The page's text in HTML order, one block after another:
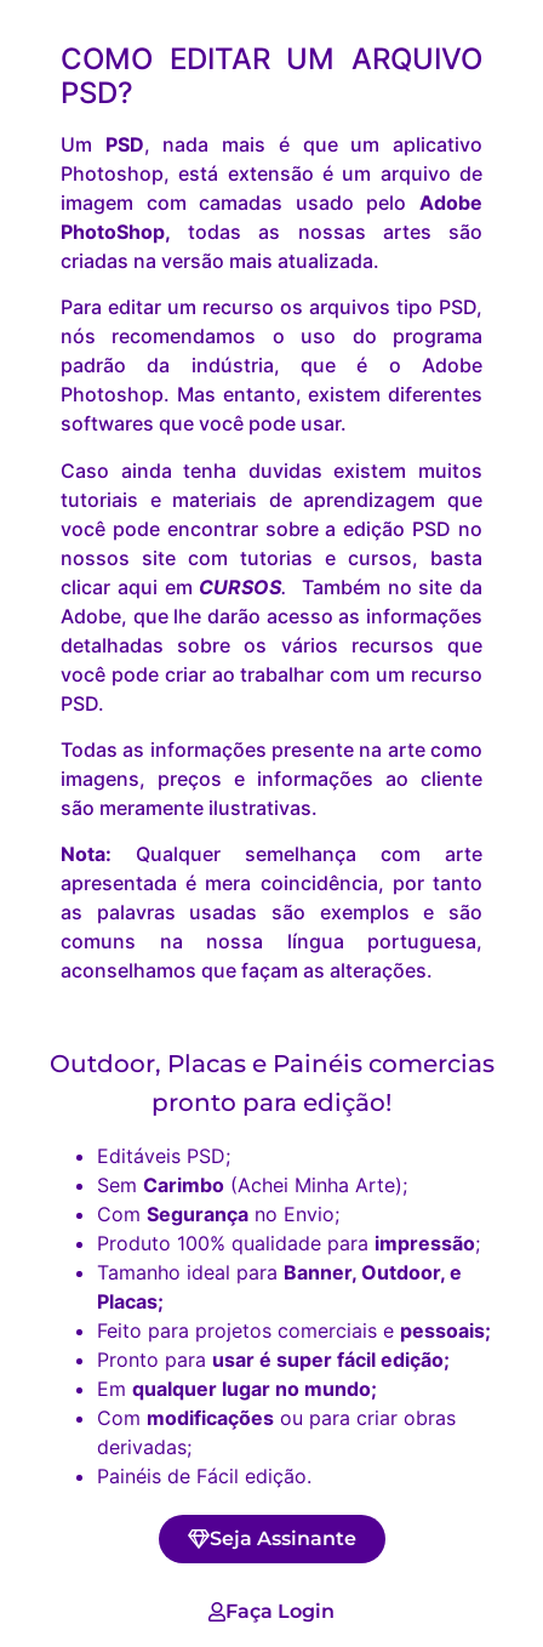
COMO EDITAR UM ARQUIVO
PSD?
Um PSD, nada mais é que um aplicativo
Photoshop, está extensão é um arquivo de
imagem com camadas usado pelo Adobe
PhotoShop, todas as nossas artes são
criadas na versão mais atualizada.
Para editar um recurso os arquivos tipo PSD,
nós recomendamos o uso do programa
padrão da indústria, que é o Adobe
Photoshop. Mas entanto, existem diferentes
softwares que você pode usar.
Caso ainda tenha duvidas existem muitos
tutoriais e materiais de aprendizagem que
você pode encontrar sobre a edição PSD no
nossos site com tutorias e cursos, basta
clicar aqui em CURSOS.
Também no site da
Adobe, que lhe darão acesso as informações
detalhadas sobre os vários recursos que
você pode criar ao trabalhar com um recurso
PSD.
Todas as informações presente na arte como
imagens, preços e informações ao cliente
são meramente ilustrativas.
Nota: Qualquer semelhança com arte
apresentada é mera coincidência, por tanto
as palavras usadas são exemplos e são
comuns na nossa língua portuguesa,
aconselhamos que façam as alterações.
Outdoor, Placas e Painéis comercias
pronto para edição!
Editáveis PSD;
Sem Carimbo (Achei Minha Arte);
Com Segurança no Envio;
Produto 100% qualidade para impressão;
Tamanho ideal para Banner, Outdoor, e
Placas;
Feito para projetos comerciais e pessoais;
Pronto para usar é super fácil edição;
Em qualquer lugar no mundo;
Com modificações ou para criar obras
derivadas;
Painéis de Fácil edição.
Seja Assinante
Faça Login